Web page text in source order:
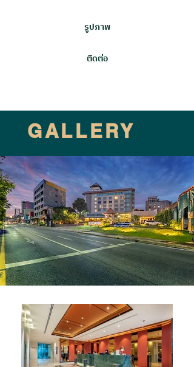
รูปภาพ
ติดต่อ
GALLERY